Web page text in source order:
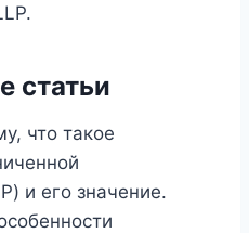
статьи
что такое
и его значение.